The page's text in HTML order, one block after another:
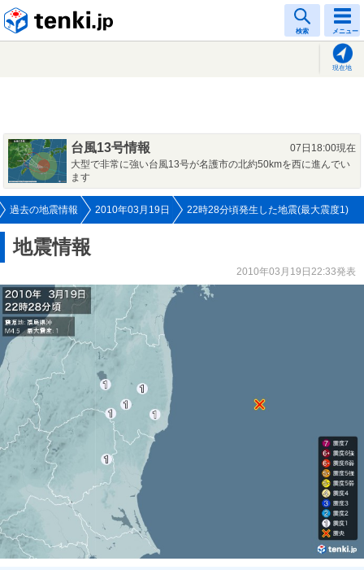
検索 メニュー
現在地
台風13号情報
07日18:00現在
大型で非常に強い台風13号が名護市の北約50kmを西に進んでい
ます
過去の地震情報 2010年03月19日 22時28分頃発生した地震(最大震度1)
地震情報
2010年03月19日22:33発表